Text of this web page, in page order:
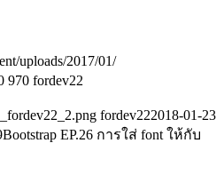
uploads/2017/01/
970 fordev22
fordev222018-01-23
Bootstrap EP.26 การใส่ font ให้กับ